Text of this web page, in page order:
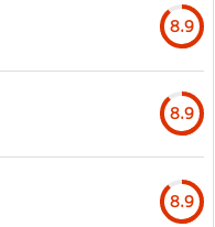
8.9
8.9
8.9